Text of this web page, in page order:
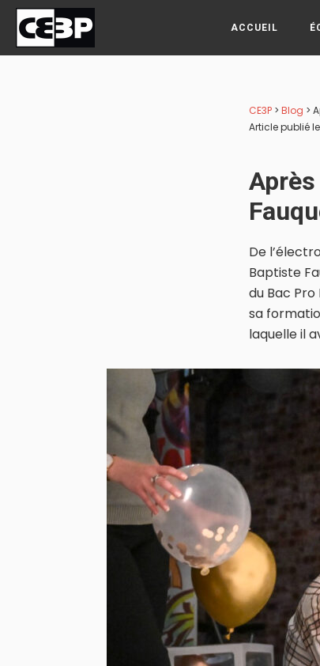
Passer
la
Passer
contenu
Passer
piedCE3P
ACCUEIL
CE3P> Blog >
Article publié
De
Baptiste
du Bac
sa
laquelle il